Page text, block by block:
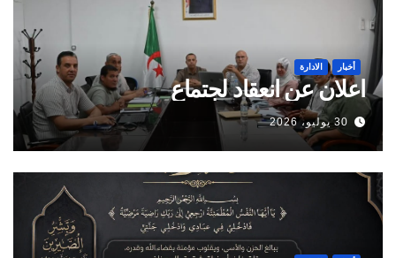
أخبار الادارة
اعلان عن انعقاد لجتماع
30 يوليو، 2026